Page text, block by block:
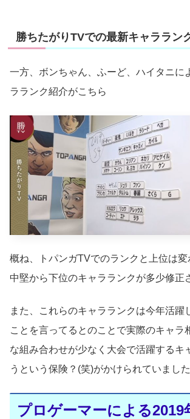
勝ちたがりTVでの最新キャララン
一方、ボンちゃん、ふーど、ハイタニに
ラランク紹介がこちら
概ね、トパンガTVでのランクと上位は変
中堅から下位のキャラランクが多少修正
また、これらのキャラランクは今年活躍
ことを言ってるとのことで実際のキャラ
な組み合わせが少なく大会で活躍するキ
うという保険？(笑)がかけられていました
プロゲーマーによる2019